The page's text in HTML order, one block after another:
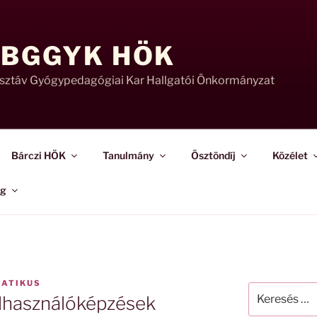
HÖK
Gyógypedagógiai Kar Hallgatói Önkormányzat
Bárczi HÖK Tanulmány Ösztöndíj Közélet